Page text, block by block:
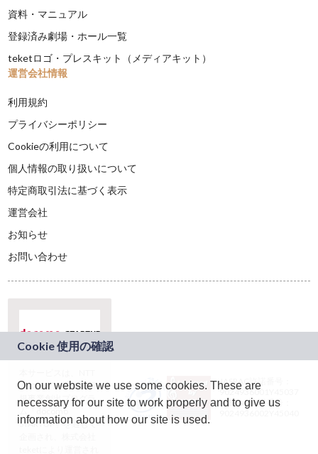
資料・マニュアル
登録済み劇場・ホール一覧
teketロゴ・プレスキット（メディアキット）
運営会社情報
利用規約
プライバシーポリシー
Cookieの利用について
個人情報の取り扱いについて
特定商取引法に基づく表示
運営会社
お知らせ
お問い合わせ
ドコモグループの新
規事業創出プログラ
ム「docomo
STARTUP」を通じて
JASRAC許諾番号：
9024936001Y45037
JASRAC許諾番号：
On our website we use some cookies. These are
necessary for our site to work properly and to give us
information about how our site is used.